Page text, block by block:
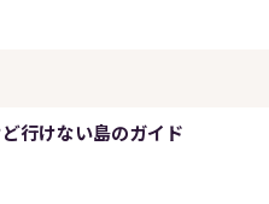
行けない島のガイド